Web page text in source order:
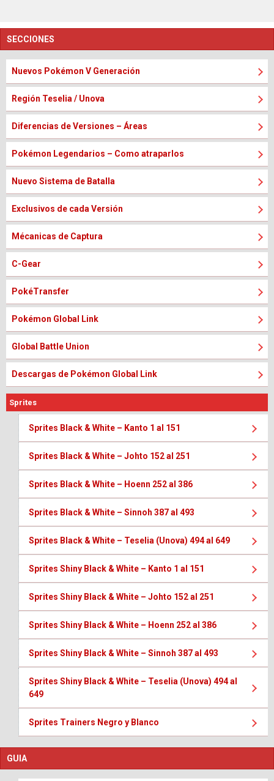
SECCIONES
Nuevos Pokémon V Generación
Región Teselia / Unova
Diferencias de Versiones – Áreas
Pokémon Legendarios – Como atraparlos
Nuevo Sistema de Batalla
Exclusivos de cada Versión
Mécanicas de Captura
C-Gear
PokéTransfer
Pokémon Global Link
Global Battle Union
Descargas de Pokémon Global Link
Sprites
Sprites Black & White – Kanto 1 al 151
Sprites Black & White – Johto 152 al 251
Sprites Black & White – Hoenn 252 al 386
Sprites Black & White – Sinnoh 387 al 493
Sprites Black & White – Teselia (Unova) 494 al 649
Sprites Shiny Black & White – Kanto 1 al 151
Sprites Shiny Black & White – Johto 152 al 251
Sprites Shiny Black & White – Hoenn 252 al 386
Sprites Shiny Black & White – Sinnoh 387 al 493
Sprites Shiny Black & White – Teselia (Unova) 494 al
649
Sprites Trainers Negro y Blanco
GUIA